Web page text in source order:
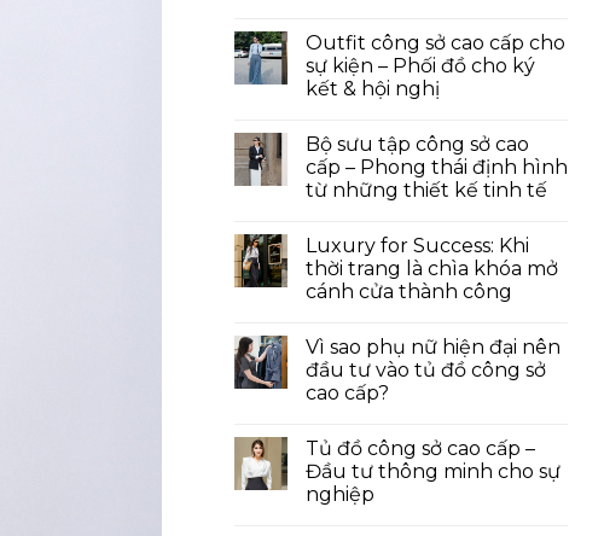
Outfit công sở cao cấp cho
sự kiện – Phối đồ cho ký
kết & hội nghị
Bộ sưu tập công sở cao
cấp – Phong thái định hình
từ những thiết kế tinh tế
Luxury for Success: Khi
thời trang là chìa khóa mở
cánh cửa thành công
Vì sao phụ nữ hiện đại nên
đầu tư vào tủ đồ công sở
cao cấp?
Tủ đồ công sở cao cấp –
Đầu tư thông minh cho sự
nghiệp